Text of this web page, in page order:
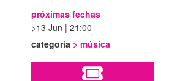
categoría >música
próximas fechas
13 Jun | 21:00